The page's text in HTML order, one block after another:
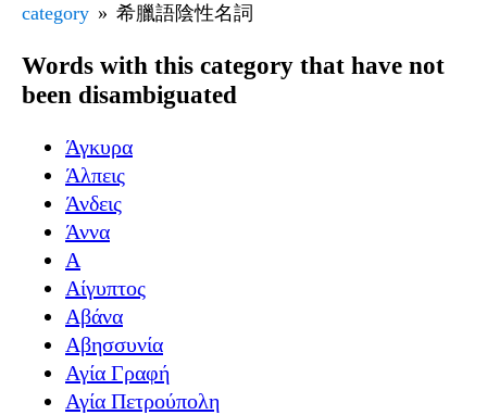
category
希臘語陰性名詞
Words with this category that have not
been disambiguated
Άγκυρα
Άλπεις
Άνδεις
Άννα
Α
Αίγυπτος
Αβάνα
Αβησσυνία
Αγία Γραφή
Αγία Πετρούπολη